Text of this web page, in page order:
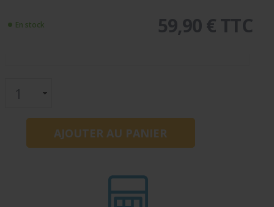
En stock 59,90 € TTC